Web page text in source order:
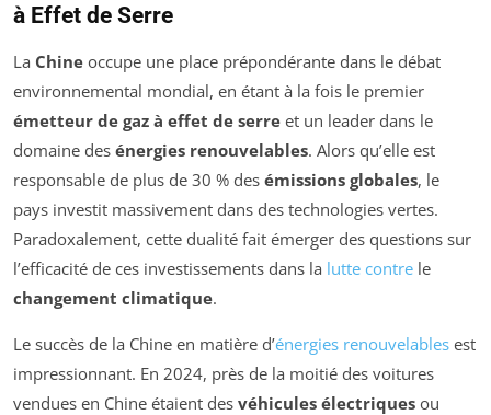
à Effet de Serre
La Chine occupe une place prépondérante dans le débat
environnemental mondial, en étant à la fois le premier
émetteur de gaz à effet de serre et un leader dans le
domaine des énergies renouvelables. Alors qu’elle est
responsable de plus de 30 % des émissions globales, le
pays investit massivement dans des technologies vertes.
Paradoxalement, cette dualité fait émerger des questions sur
l’efficacité de ces investissements dans la lutte contre le
changement climatique.
Le succès de la Chine en matière d’énergies renouvelables est
impressionnant. En 2024, près de la moitié des voitures
vendues en Chine étaient des véhicules électriques ou